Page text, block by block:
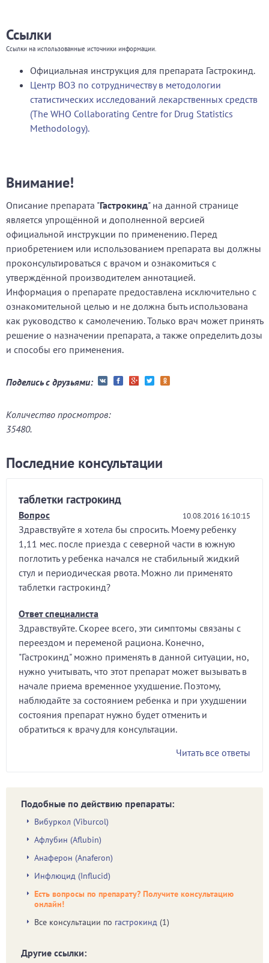
Ссылки
Ссылки на использованные источники информации.
Официальная инструкция для препарата Гастрокинд.
Центр ВОЗ по сотрудничеству в методологии
статистических исследований лекарственных средств
(The WHO Collaborating Centre for Drug Statistics
Methodology).
Внимание!
Описание препарата "Гастрокинд" на данной странице
является упрощённой и дополненной версией
официальной инструкции по применению. Перед
приобретением или использованием препарата вы должны
проконсультироваться с врачом и ознакомиться с
утверждённой производителем аннотацией.
Информация о препарате предоставлена исключительно с
ознакомительной целью и не должна быть использована
как руководство к самолечению. Только врач может принять
решение о назначении препарата, а также определить дозы
и способы его применения.
Поделись с друзьями:
Количество просмотров:
35480.
Последние консультации
таблетки гастрокинд
Вопрос 10.08.2016 16:10:15
Здравствуйте я хотела бы спросить. Моему ребенку
1,11 мес. после приезда с северной части в южную
поглотить у ребенка начался не стабильный жидкий
стул и периодическая рвота. Можно ли применято
таблетки гастрокинд?
Ответ специалиста
Здравствуйте. Скорее всего, эти симптомы связаны с
переездом и переменой рациона. Конечно,
"Гастрокинд" можно применять в данной ситуации, но,
нужно учитывать, что этот препарат может вызывать в
начале приема временное ухудшение. Поэтому,
наблюдайте за состоянием ребенка и при ухудшении
состояния препарат нужно будет отменить и
обратиться к врачу для консультации.
Читать все ответы
Подобные по действию препараты:
Вибуркол (Viburcol)
Афлубин (Аflubin)
Анаферон (Anaferon)
Инфлюцид (Influcid)
Есть вопросы по препарату? Получите консультацию
онлайн!
Все консультации по гастрокинд (1)
Другие ссылки: